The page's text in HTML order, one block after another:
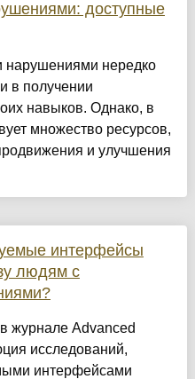
доступные
нарушениями нередко
в получении
навыков. Однако, в
множество ресурсов,
и улучшения
интерфейсы
людям с
журнале Advanced
исследований,
интерфейсами